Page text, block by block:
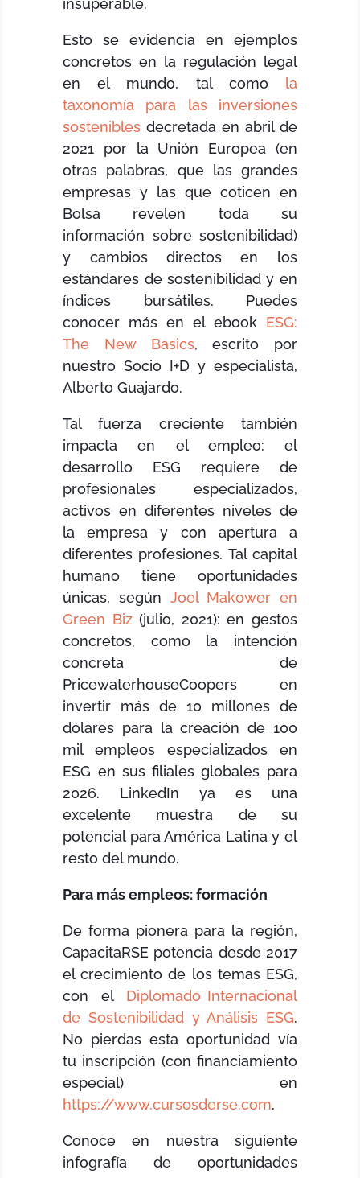
insuperable.
Esto se evidencia en ejemplos
concretos en la regulación legal
en el mundo, tal como la
taxonomía para las inversiones
sostenibles decretada en abril de
2021 por la Unión Europea (en
otras palabras, que las grandes
empresas y las que coticen en
Bolsa revelen toda su
información sobre sostenibilidad)
y cambios directos en los
estándares de sostenibilidad y en
índices bursátiles. Puedes
conocer más en el ebook ESG:
The New Basics, escrito por
nuestro Socio I+D y especialista,
Alberto Guajardo.
Tal fuerza creciente también
impacta en el empleo: el
desarrollo ESG requiere de
profesionales especializados,
activos en diferentes niveles de
la empresa y con apertura a
diferentes profesiones. Tal capital
humano tiene oportunidades
únicas, según Joel Makower en
Green Biz(julio, 2021):en gestos
concretos, como la intención
concreta de
PricewaterhouseCoopers en
invertir más de 10 millones de
dólares para la creación de 100
mil empleos especializados en
ESG en sus filiales globales para
2026. LinkedIn ya es una
excelente muestra de su
potencial para América Latina y el
resto del mundo.
Para más empleos: formación
De forma pionera para la región,
CapacitaRSE potencia desde 2017
el crecimiento de los temas ESG,
con el Diplomado Internacional
de Sostenibilidad y Análisis ESG.
No pierdas esta oportunidad vía
tu inscripción (con financiamiento
especial) en
https://www.cursosderse.com.
Conoce en nuestra siguiente
infografía de oportunidades